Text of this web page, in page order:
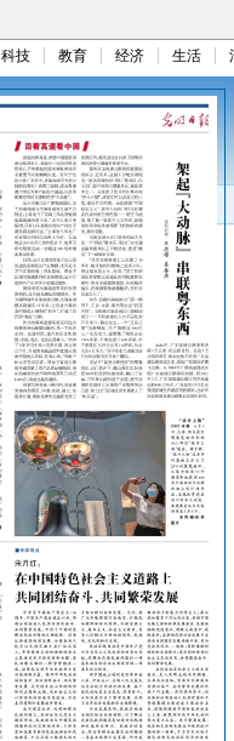
科技 教育 经济 生活